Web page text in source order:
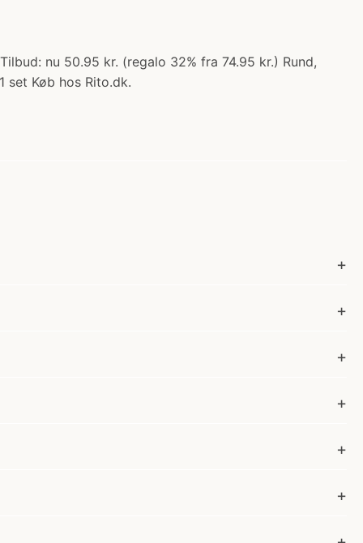
nu 50.95 kr. (regalo 32% fra 74.95 kr.) Rund,
set Køb hos Rito.dk.